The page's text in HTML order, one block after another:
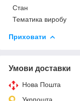
Стан
Тематика виробу
Приховати
Умови доставки
Нова Пошта